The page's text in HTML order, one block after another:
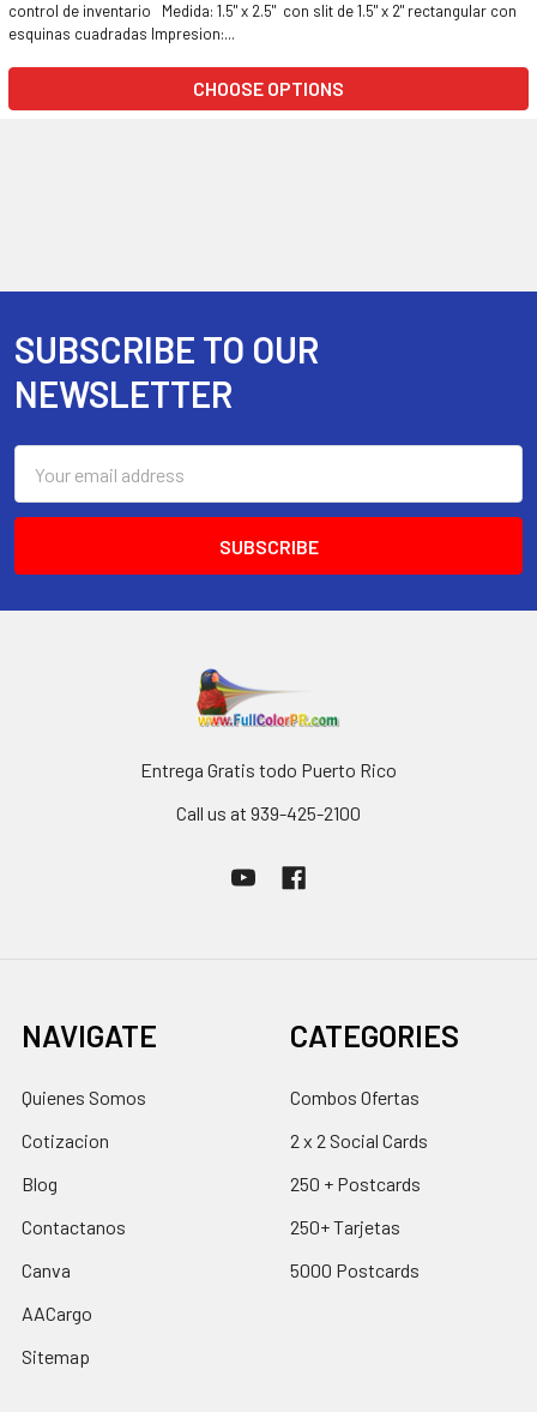
control de inventario Medida: 1.5" x 2.5" con slit de 1.5" x 2" rectangular con
esquinas cuadradas Impresion:...
CHOOSE OPTIONS
Footer
SUBSCRIBE TO OUR
NEWSLETTER
Address
Entrega Gratis todo Puerto Rico
Call us at 939-425-2100
NAVIGATE
Quienes Somos
Cotizacion
Blog
Contactanos
Canva
AACargo
Sitemap
CATEGORIES
Combos Ofertas
2 x 2 Social Cards
250 + Postcards
250+ Tarjetas
5000 Postcards